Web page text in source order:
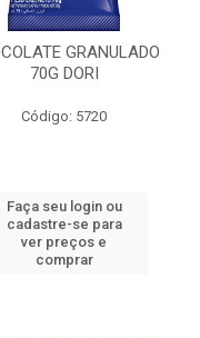
GRANULADO
70G DORI
Código: 5720
Faça seu login ou
cadastre-se para
ver preços e
comprar